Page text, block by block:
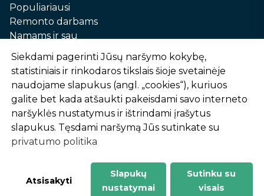
Populiariausi
Remonto darbams
Namams ir sau
Automobilių priežiūrai
Sodui ir daržui
Informacija
Apie mus
Prekių pirkimo – pardavimo taisyklės
Prekių pristatymas ir atsiėmimas
Garantinis aptarnavimas ir prekių grąžinimas
Privatumo politika
-
1
2
%
n
u
o
l
a
i
d
Siekdami pagerinti Jūsų naršymo kokybę,
statistiniais ir rinkodaros tikslais šioje svetainėje
naudojame slapukus (angl. „cookies“), kuriuos
galite bet kada atšaukti pakeisdami savo interneto
naršyklės nustatymus ir ištrindami įrašytus
slapukus. Tęsdami naršymą Jūs sutinkate su
privatumo politika
Atsisakyti
Slapukų
nustatymai
Sutinku su
visais